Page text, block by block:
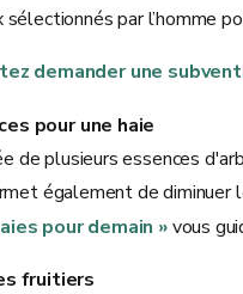
par l’homme
demander une
pour une haie
de plusieurs essences
également de diminuer
pour demain »vous
fruitiers